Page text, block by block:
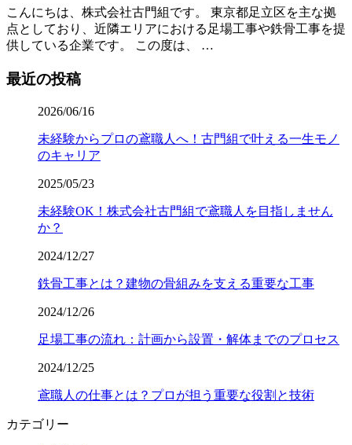
こんにちは、株式会社古門組です。 東京都足立区を主な拠
点としており、近隣エリアにおける足場工事や鉄骨工事を提
供している企業です。 この度は、 …
最近の投稿
2026/06/16
未経験からプロの鳶職人へ！古門組で叶える一生モノ
のキャリア
2025/05/23
未経験OK！株式会社古門組で鳶職人を目指しません
か？
2024/12/27
鉄骨工事とは？建物の骨組みを支える重要な工事
2024/12/26
足場工事の流れ：計画から設置・解体までのプロセス
2024/12/25
鳶職人の仕事とは？プロが担う重要な役割と技術
カテゴリー